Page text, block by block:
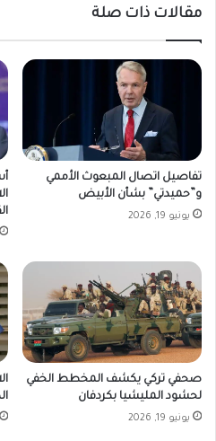
مقالات ذات صلة
تفاصيل اتصال المبعوث الأممي
و”حميدتي” بشأن الأبيض
يونيو 19, 2026
صحفي تركي يكشف المخطط الخفي
لحشود المليشيا بكردفان
يونيو 19, 2026